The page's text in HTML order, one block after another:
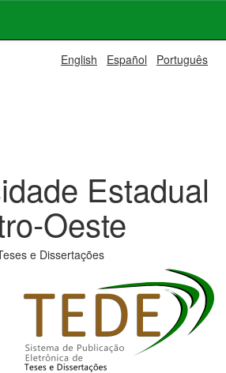
English Español Português
Estadual
Oeste
e Dissertações